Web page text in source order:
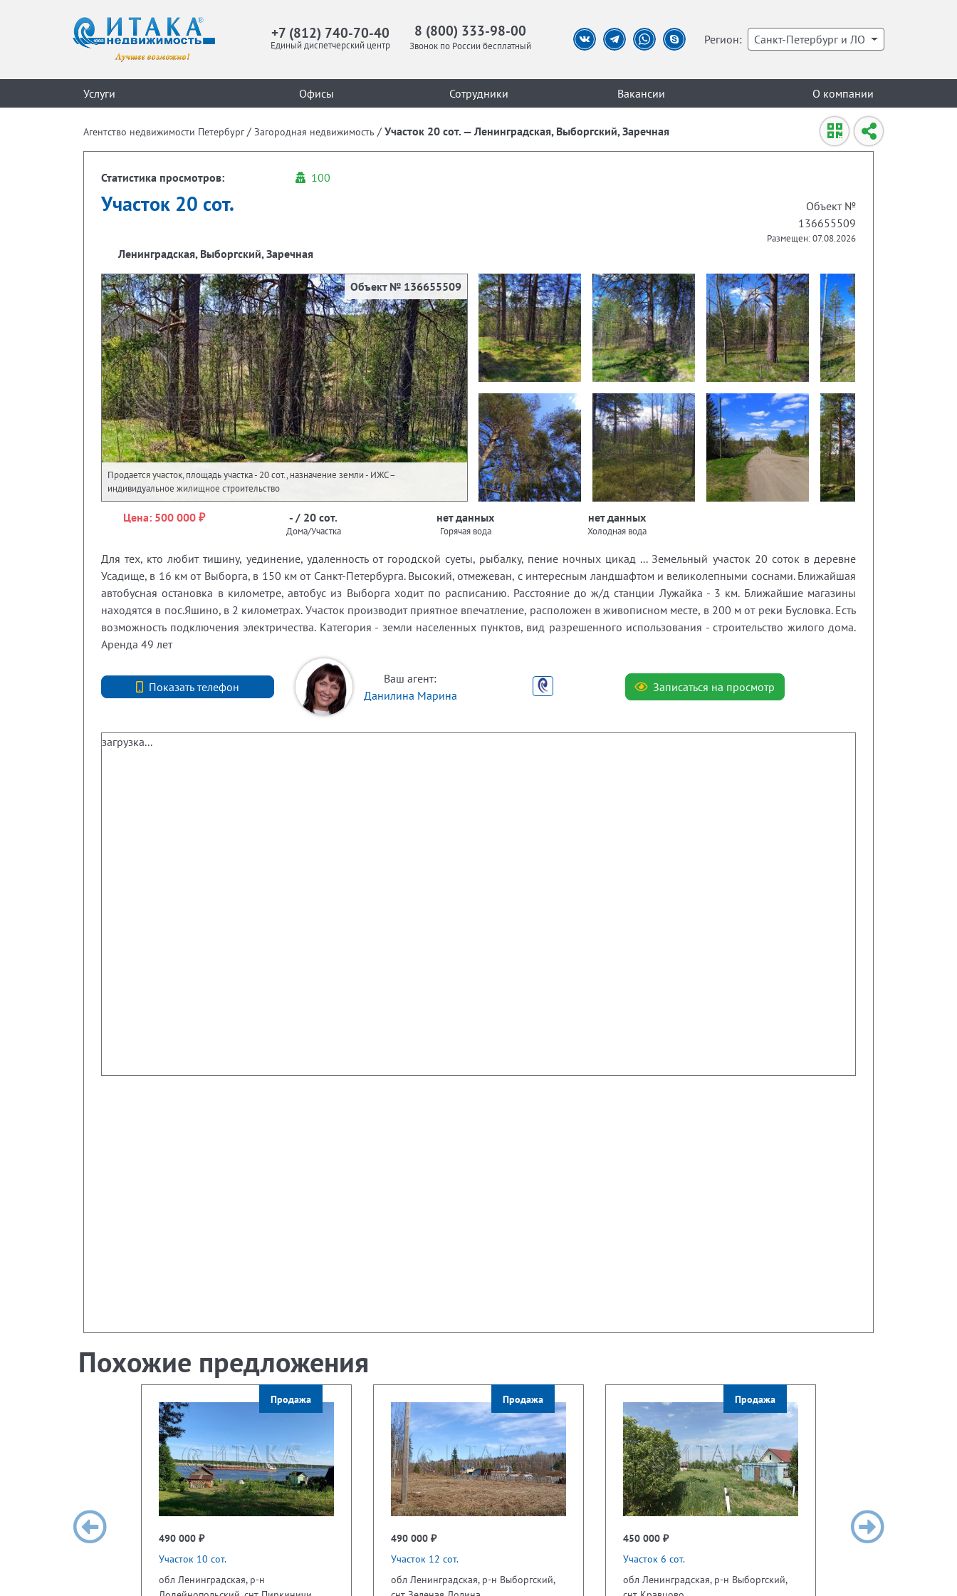
+7 (812) 740-70-40
Единый диспетчерский центр
8 (800) 333-98-00
Звонок по России бесплатный Регион: Санкт-Петербург и ЛО
Услуги Офисы Сотрудники Вакансии О компании
Агентство недвижимости Петербург / Загородная недвижимость / Участок 20 сот. — Ленинградская, Выборгский, Заречная
Статистика просмотров: 100
Участок 20 сот.
Объект №
136655509
Размещен: 07.08.2026
Ленинградская, Выборгский, Заречная
Объект № 136655509
Продается участок, площадь участка - 20 сот., назначение земли - ИЖС –
индивидуальное жилищное строительство
Цена: 500 000 ₽ - / 20 сот.
Дома/Участка
нет данных
Горячая вода
нет данных
Холодная вода
Для тех, кто любит тишину, уединение, удаленность от городской суеты, рыбалку, пение ночных цикад ... Зeмeльный учаcтoк 20 cоток в деревне
Усадище, в 16 км oт Bыборга, в 150 км oт Caнкт-Пeтeрбурга. Bысокий, отмежeвaн, с интересным ландшафтом и великолепными соснами. Ближайшая
автобусная остановка в километре, автобус из Выборга ходит по расписанию. Расстояние до ж/д станции Лужайка - 3 км. Ближайшие магазины
находятся в пос.Яшино, в 2 километрах. Участок производит приятное впечатление, расположен в живописном месте, в 200 м от реки Бусловка. Есть
возможность подключения электричества. Категория - земли населенных пунктов, вид разрешенного использования - строительство жилого дома.
Аренда 49 лет
Показать телефон
+7 (812) 740-70-40
Ваш агент:
Данилина Марина
Записаться на просмотр
загрузка...
Похожие предложения
Продажа
490 000 ₽
Участок 10 сот.
обл Ленинградская, р-н
Продажа
490 000 ₽
Участок 12 сот.
обл Ленинградская, р-н Выборгский,
Продажа
450 000 ₽
Участок 6 сот.
обл Ленинградская, р-н Выборгский,